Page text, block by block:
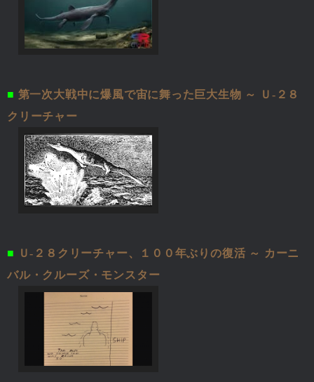
■ 第一次大戦中に爆風で宙に舞った巨大生物 ～ Ｕ-２８
クリーチャー
■
Ｕ-２８クリーチャー、１００年ぶりの復活 ～ カーニ
バル・クルーズ・モンスター